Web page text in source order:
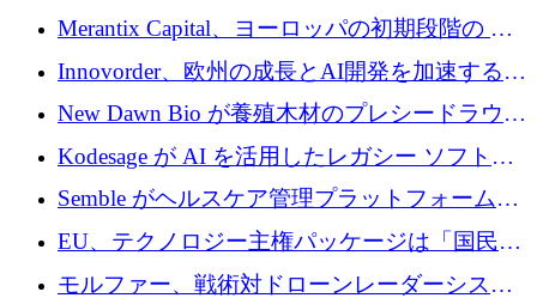
ストラクチャを構築するために 300 万ドルを
Merantix Capital、ヨーロッパの初期段階の AI
スタートアップ向けに 1 億 300 万ユーロのフ
ァンドを立ち上げる
Innovorder、欧州の成長とAI開発を加速するた
めに2,000万ユーロを確保
New Dawn Bio が養殖木材のプレシードラウン
ドで 210 万ユーロを調達
Kodesage が AI を活用したレガシー ソフトウ
ェアの最新化のために 660 万ドルを調達
Semble がヘルスケア管理プラットフォームを
拡大するためにシリーズ C で 3,000 万ポンド
を調達
EU、テクノロジー主権パッケージは「国民の
保護」に関するものだと発言
モルファー、戦術対ドローンレーダーシステ